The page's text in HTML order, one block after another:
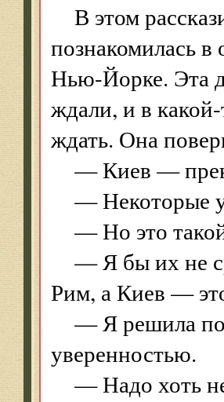
В этом
познакомилась в
Нью-Йорке. Эта
ждали, и в
ждать. Она
— Киев —
— Некоторые
— Но это
— Я бы их не
Рим, а Киев —
— Я решила
уверенностью.
— Надо хоть